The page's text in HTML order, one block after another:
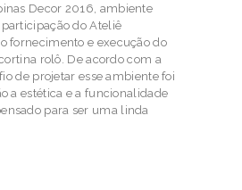
Decor 2016, ambiente
do Ateliê
fornecimento e execução do
rolô. De acordo com a
de projetar esse ambiente foi
a estética e a funcionalidade
para ser uma linda